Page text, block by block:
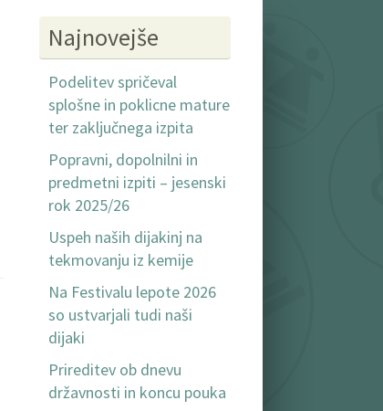
Najnovejše
Podelitev spričeval
splošne in poklicne mature
ter zaključnega izpita
Popravni, dopolnilni in
predmetni izpiti – jesenski
rok 2025/26
Uspeh naših dijakinj na
tekmovanju iz kemije
Na Festivalu lepote 2026
so ustvarjali tudi naši
dijaki
Prireditev ob dnevu
državnosti in koncu pouka